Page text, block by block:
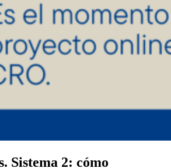
Sistema 2: cómo